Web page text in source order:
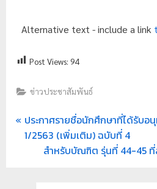
Alternative text - include a link
Post Views: 94
ข่าวประชาสัมพันธ์
ประกาศรายชื่อนักศึกษาที่ได้รับอ
1/2563 (เพิ่มเติม) ฉบับที่ 4
สำหรับบัณฑิต รุ่นที่ 44-45 ที่